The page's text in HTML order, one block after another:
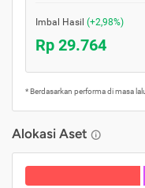
Imbal Hasil (+2,98%)
Rp 29.764
* Berdasarkan performa di masa
Alokasi Aset